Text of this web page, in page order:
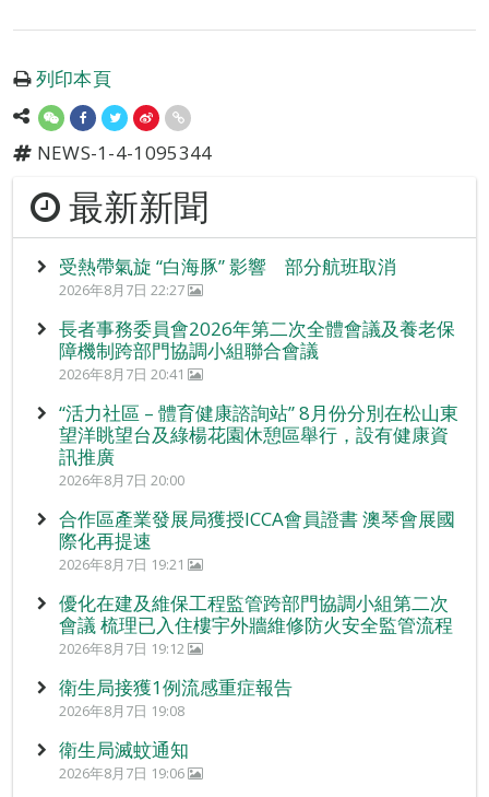
列印本頁
NEWS-1-4-1095344
最新新聞
受熱帶氣旋 “白海豚” 影響 部分航班取消
2026年8月7日 22:27
長者事務委員會2026年第二次全體會議及養老保
障機制跨部門協調小組聯合會議
2026年8月7日 20:41
“活力社區 – 體育健康諮詢站” 8月份分別在松山東
望洋眺望台及綠楊花園休憩區舉行，設有健康資
訊推廣
2026年8月7日 20:00
合作區產業發展局獲授ICCA會員證書 澳琴會展國
際化再提速
2026年8月7日 19:21
優化在建及維保工程監管跨部門協調小組第二次
會議 梳理已入住樓宇外牆維修防火安全監管流程
2026年8月7日 19:12
衛生局接獲1例流感重症報告
2026年8月7日 19:08
衛生局滅蚊通知
2026年8月7日 19:06